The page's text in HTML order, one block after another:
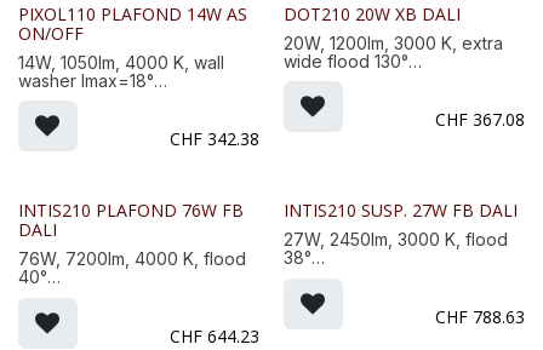
PIXOL110 PLAFOND 14W AS
ON/OFF
14W, 1050lm, 4000 K, wall
washer Imax=18°
-21
Dim. : 110x110x110mm, Poids :
CHF 342.38
DOT210 20W XB DALI
20W, 1200lm, 3000 K, extra
wide flood 130°
-21
Dim. : 209x89mm, Poids : 1,3
CHF 367.08
INTIS210 PLAFOND 76W FB
DALI
76W, 7200lm, 4000 K, flood
40°
-21
Dim. : 211x220mm, Poids : 3,1
CHF 644.23
INTIS210 SUSP. 27W FB DALI
27W, 2450lm, 3000 K, flood
38°
Dim. : 211x220mm, Poids : 4,2
Kg
CHF 788.63